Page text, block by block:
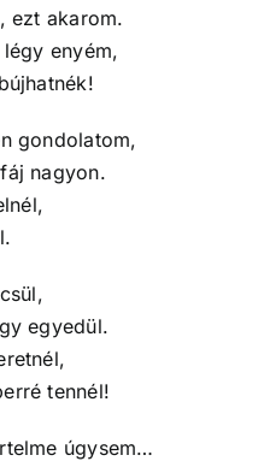
ezt akarom.
enyém,
gondolatom,
nagyon.
egyedül.
tennél!
úgysem…